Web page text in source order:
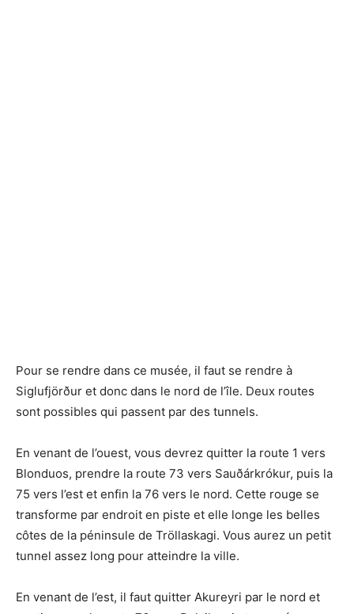
Pour se rendre dans ce musée, il faut se rendre à
Siglufjörður et donc dans le nord de l’île. Deux routes
sont possibles qui passent par des tunnels.
En venant de l’ouest, vous devrez quitter la route 1 vers
Blonduos, prendre la route 73 vers Sauðárkrókur, puis la
75 vers l’est et enfin la 76 vers le nord. Cette rouge se
transforme par endroit en piste et elle longe les belles
côtes de la péninsule de Tröllaskagi. Vous aurez un petit
tunnel assez long pour atteindre la ville.
En venant de l’est, il faut quitter Akureyri par le nord et